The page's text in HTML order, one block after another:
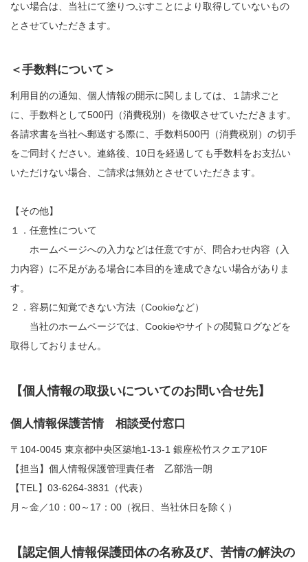
ない場合は、当社にて塗りつぶすことにより取得していないもの
とさせていただきます。
＜手数料について＞
利用目的の通知、個人情報の開示に関しましては、１請求ごと
に、手数料として500円（消費税別）を徴収させていただきます。
各請求書を当社へ郵送する際に、手数料500円（消費税別）の切手
をご同封ください。連絡後、10日を経過しても手数料をお支払い
いただけない場合、ご請求は無効とさせていただきます。
【その他】
１．任意性について
ホームページへの入力などは任意ですが、問合わせ内容（入
力内容）に不足がある場合に本目的を達成できない場合がありま
す。
２．容易に知覚できない方法（Cookieなど）
当社のホームページでは、Cookieやサイトの閲覧ログなどを
取得しておりません。
【個人情報の取扱いについてのお問い合せ先】
個人情報保護苦情 相談受付窓口
〒104-0045 東京都中央区築地1-13-1 銀座松竹スクエア10F
【担当】個人情報保護管理責任者 乙部浩一朗
【TEL】03-6264-3831（代表）
月～金／10：00～17：00（祝日、当社休日を除く）
【認定個人情報保護団体の名称及び、苦情の解決の